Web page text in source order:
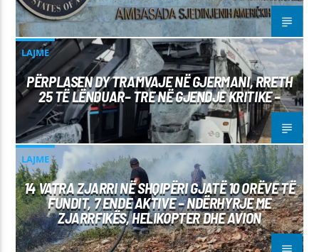
LAJME
PËRPLASEN DY TRAMVAJE NË GJERMANI, RRETH
25 TË LËNDUAR– TRE NË GJENDJE KRITIKE –
LAJME
14 VATRA ZJARRI NË SHQIPËRI GJATË 10 ORËVE TË
FUNDIT, 7 ENDE AKTIVE – NDËRHYRJE ME
ZJARRFIKËS, HELIKOPTER DHE AVION